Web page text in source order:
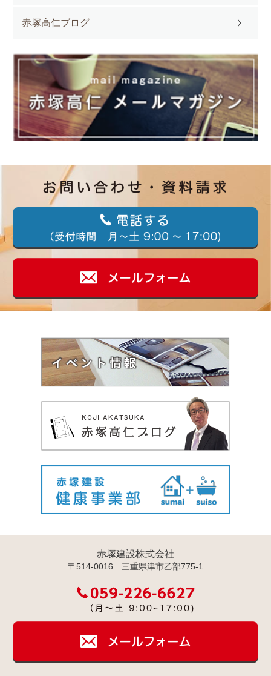
赤塚高仁ブログ
赤塚建設株式会社
〒514-0016 三重県津市乙部775-1